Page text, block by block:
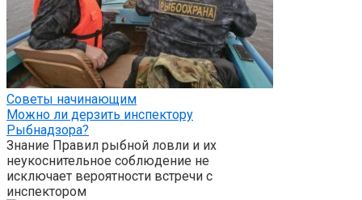
Советы начинающим
Можно ли дерзить инспектору
Рыбнадзора?
Знание Правил рыбной ловли и их
неукоснительное соблюдение не
исключает вероятности встречи с
инспектором